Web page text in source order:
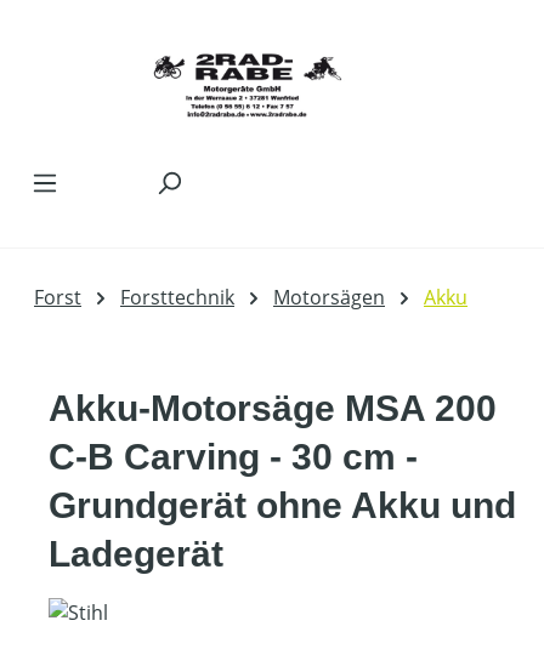
Forst Forsttechnik Motorsägen Akku
Akku-Motorsäge MSA 200
C-B Carving - 30 cm -
Grundgerät ohne Akku und
Ladegerät